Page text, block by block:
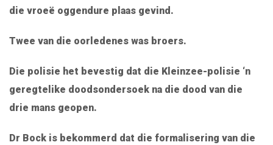
die vroeë oggendure plaas gevind.
Twee van die oorledenes was broers.
Die polisie het bevestig dat die Kleinzee-polisie ‘n
geregtelike doodsondersoek na die dood van die
drie mans geopen.
Dr Bock is bekommerd dat die formalisering van die